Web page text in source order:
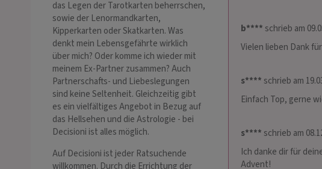
das Legen der Tarotkarten beherrschen,
sowie der Lenormandkarten,
Kipperkarten oder Skatkarten. Was
denkt mein Lebensgefährte wirklich
über mich? Oder komme ich wieder mit
meinem Ex-Partner zusammen? Auch
Partnerschafts- und Liebeslegungen
sind keine Seltenheit. Gleichzeitig gibt
es ein vielfältiges Angebot in Bezug auf
das Hellsehen und die Astrologie - bei
Decisioni ist alles möglich.
Auf Decisioni ist jeder Ratsuchende
willkommen. Durch die Errichtung der
b****schrieb am
Vielen lieben Dank
s****schrieb am
Einfach Top, gerne
s****schrieb am
Ich danke dir für
Advent!